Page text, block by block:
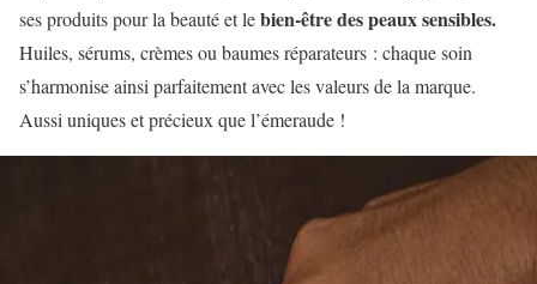
ses produits pour la beauté et lebien-être des peaux sensibles.
Huiles, sérums, crèmes ou baumes réparateurs : chaque soin
s’harmonise ainsi parfaitement avec les valeurs de la marque.
Aussi uniques et précieux que l’émeraude !